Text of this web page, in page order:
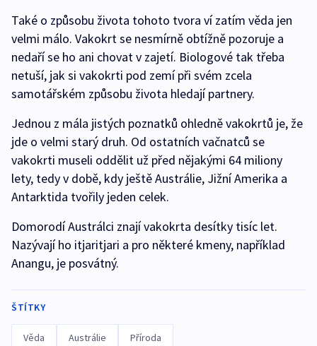
Také o způsobu života tohoto tvora ví zatím věda jen
velmi málo. Vakokrt se nesmírně obtížně pozoruje a
nedaří se ho ani chovat v zajetí. Biologové tak třeba
netuší, jak si vakokrti pod zemí při svém zcela
samotářském způsobu života hledají partnery.
Jednou z mála jistých poznatků ohledně vakokrtů je, že
jde o velmi starý druh. Od ostatních vačnatců se
vakokrti museli oddělit už před nějakými 64 miliony
lety, tedy v době, kdy ještě Austrálie, Jižní Amerika a
Antarktida tvořily jeden celek.
Domorodí Austrálci znají vakokrta desítky tisíc let.
Nazývají ho itjaritjari a pro některé kmeny, například
Anangu, je posvátný.
ŠTÍTKY
Věda Austrálie Příroda